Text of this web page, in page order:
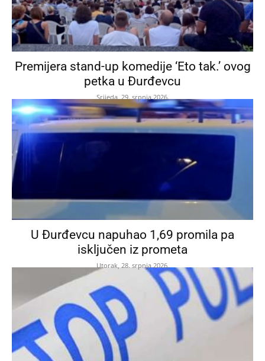
Premijera stand-up komedije ‘Eto tak.’ ovog
petka u Đurđevcu
Srijeda, 29. srpnja 2026.
U Đurđevcu napuhao 1,69 promila pa
isključen iz prometa
Utorak, 28. srpnja 2026.